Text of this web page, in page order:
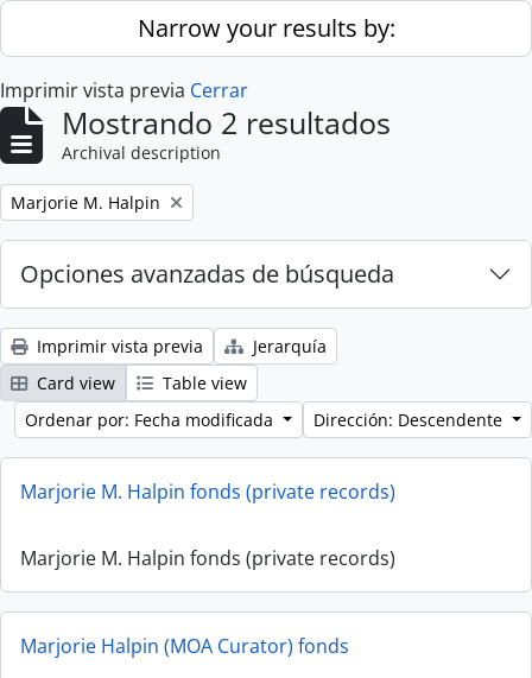
Skip to main contentNarrow your results by:
Imprimir vista previa Cerrar
Mostrando 2 resultados
Archival description
Remove filter:
Marjorie M. Halpin
Opciones avanzadas de búsqueda
Imprimir vista previa
Jerarquía
Card view
Table view
Ordenar por: Fecha modificada
Dirección: Descendente
Marjorie M. Halpin fonds (private records)
Marjorie M. Halpin fonds (private records)
Marjorie Halpin (MOA Curator) fonds